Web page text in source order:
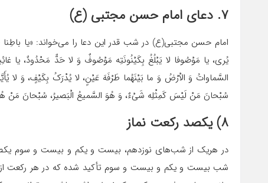
۷. دعای امام حسن مجتبی (ع)
امام حسن مجتبی(ع) در شب قدر این دعا را می‌خواند: «یا
یُری، یا مَوْصُوفا لا یَبْلُغُ بِکَیْنُونَتِه مَوْصُوفٌ وَ لا حَدٌّ مَحْدُودٌ، یا
السَّماواتُ وَ الاْرْضُ وَ ما بَیْنَهُما طَرْفَهَ عَیْنٍ، لا یُدْرَکُ بِکَیْفٍ، وَ لا
سُبْحانَ مَنْ لَیْسَ کَمِثْلِه شَیْءٌ، وَ هُوَ السَّمیعُ الْبَصیرُ، سُبْحانَ مَنْ هُوَ
۸) یکصد رکعت نماز
در هریک از شب‌های نوزدهم، بیست و یکم و بیست و سوم